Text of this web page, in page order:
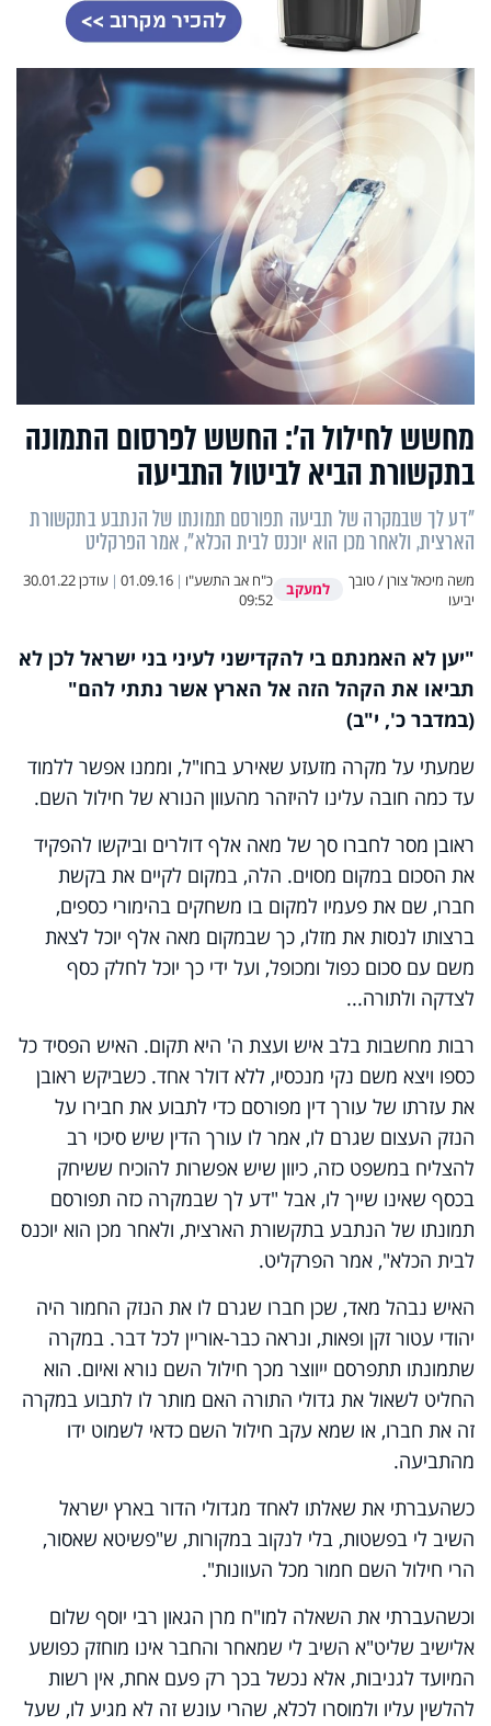
מחשש לחילול ה’: החשש לפרסום התמונה
בתקשורת הביא לביטול התביעה
"דע לך שבמקרה של תביעה תפורסם תמונתו של הנתבע בתקשורת
הארצית, ולאחר מכן הוא יוכנס לבית הכלא", אמר הפרקליט
משה מיכאל צורן / טובך
יביעו
למעקב כ"ח אב התשע"ו |
01.09.16
| עודכן30.01.22
09:52
"יען לא האמנתם בי להקדישני לעיני בני ישראל לכן לא
תביאו את הקהל הזה אל הארץ אשר נתתי להם"
(במדבר כ', י"ב)
שמעתי על מקרה מזעזע שאירע בחו"ל, וממנו אפשר ללמוד
עד כמה חובה עלינו להיזהר מהעוון הנורא של חילול השם.
ראובן מסר לחברו סך של מאה אלף דולרים וביקשו להפקיד
את הסכום במקום מסוים. הלה, במקום לקיים את בקשת
חברו, שם את פעמיו למקום בו משחקים בהימורי כספים,
ברצותו לנסות את מזלו, כך שבמקום מאה אלף יוכל לצאת
משם עם סכום כפול ומכופל, ועל ידי כך יוכל לחלק כסף
לצדקה ולתורה...
רבות מחשבות בלב איש ועצת ה' היא תקום. האיש הפסיד כל
כספו ויצא משם נקי מנכסיו, ללא דולר אחד. כשביקש ראובן
את עזרתו של עורך דין מפורסם כדי לתבוע את חבירו על
הנזק העצום שגרם לו, אמר לו עורך הדין שיש סיכוי רב
להצליח במשפט כזה, כיוון שיש אפשרות להוכיח ששיחק
בכסף שאינו שייך לו, אבל "דע לך שבמקרה כזה תפורסם
תמונתו של הנתבע בתקשורת הארצית, ולאחר מכן הוא יוכנס
לבית הכלא", אמר הפרקליט.
האיש נבהל מאד, שכן חברו שגרם לו את הנזק החמור היה
יהודי עטור זקן ופאות, ונראה כבר-אוריין לכל דבר. במקרה
שתמונתו תתפרסם ייווצר מכך חילול השם נורא ואיום. הוא
החליט לשאול את גדולי התורה האם מותר לו לתבוע במקרה
זה את חברו, או שמא עקב חילול השם כדאי לשמוט ידו
מהתביעה.
כשהעברתי את שאלתו לאחד מגדולי הדור בארץ ישראל
השיב לי בפשטות, בלי לנקוב במקורות, ש"פשיטא שאסור,
הרי חילול השם חמור מכל העוונות".
וכשהעברתי את השאלה למו"ח מרן הגאון רבי יוסף שלום
אלישיב שליט"א השיב לי שמאחר והחבר אינו מוחזק כפושע
המיועד לגניבות, אלא נכשל בכך רק פעם אחת, אין רשות
להלשין עליו ולמוסרו לכלא, שהרי עונש זה לא מגיע לו, שעל